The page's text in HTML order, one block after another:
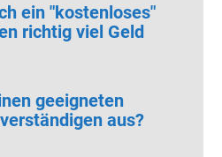
ein "kostenloses"
richtig viel Geld
geeigneten
aus?